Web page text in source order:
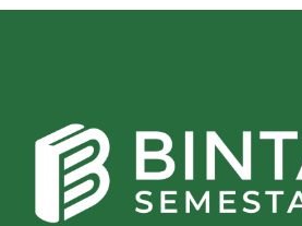
buku yang bergerak di bidang
Kami hadir memberikan
menerbitkan buku yang